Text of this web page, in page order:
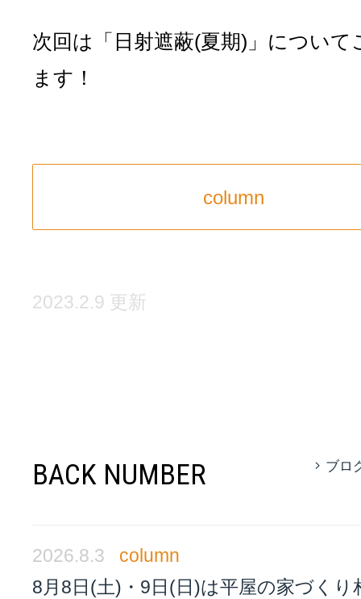
次回は「日射遮蔽(夏期)」について
ます！
column
2023.2.9 更新
BACK NUMBER ブロ
2026.8.3
column
8月8日(土)・9日(日)は平屋の家づくり